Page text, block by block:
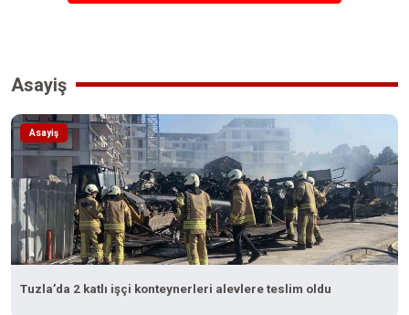
Asayiş
Asayiş
Tuzla’da 2 katlı işçi konteynerleri alevlere teslim oldu